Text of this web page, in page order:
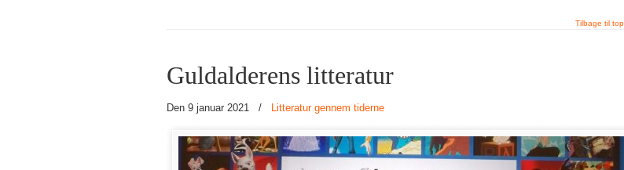
Guldalderens litteratur
Den 9 januar 2021 / Litteratur gennem tiderne